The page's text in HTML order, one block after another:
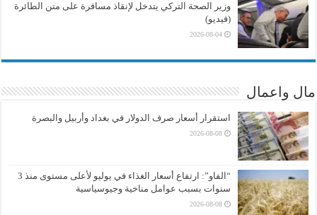
وزير الصحة التركي يتدخل لإنقاذ مسافرة على متن الطائرة
(فيديو)
2026-08-04
مال واعمال
استقرار أسعار صرف الدولار في بغداد وأربيل والبصرة
2026-08-08
“الفاو”: ارتفاع أسعار الغذاء في يوليو لأعلى مستوى منذ 3
سنوات بسبب عوامل مناخية وجيوسياسية
2026-08-08